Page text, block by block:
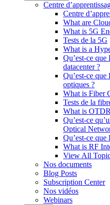
Centre
Centre
What are
What is 5G
Tests de la 5G
What is a
Qu’est-ce que
datacenter ?
Qu’est-ce que
optiques ?
What is Fiber
Tests de la
What is
Qu’est-ce
Optical
Qu’est-ce
What is RF
View All
Nos documents
Blog Posts
Subscription Center
Nos vidéos
Webinars